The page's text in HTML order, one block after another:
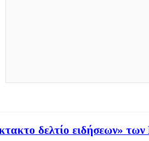
δελτίο ειδήσεων»